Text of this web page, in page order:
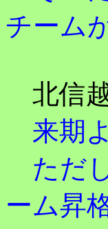
チーム
北信
来期
ただし
ーム昇